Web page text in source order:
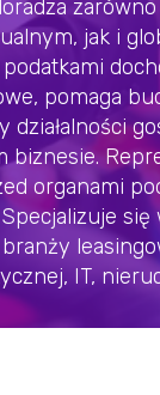
jak i
pomaga
biznesie.
organami
się
IT,